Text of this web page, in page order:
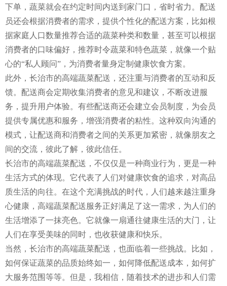
下单，蔬菜就会在约定时间内送到家门口，省时省力。配送
员还会根据消费者的需求，提供个性化的配送方案，比如根
据家庭人口数量推荐合适的蔬菜种类和数量，甚至可以根据
消费者的口味偏好，推荐时令蔬菜和特色蔬菜，就像一个贴
心的“私人顾问”，为消费者量身定制健康饮食方案。
此外，长治市的高端蔬菜配送，还注重与消费者的互动和反
馈。配送商会定期收集消费者的意见和建议，不断改进服
务，提升用户体验。有些配送商还会建立会员制度，为会员
提供专属优惠和服务，增强消费者的粘性。这种双向沟通的
模式，让配送商和消费者之间的关系更加紧密，就像朋友之
间的交流，彼此了解，彼此信任。
长治市的高端蔬菜配送，不仅仅是一种商业行为，更是一种
生活方式的体现。它代表了人们对健康饮食的追求，对高品
质生活的向往。在这个充满挑战的时代，人们越来越注重身
心健康，高端蔬菜配送服务正好满足了这一需求，为人们的
生活增添了一抹亮色。它就像一扇通往健康生活的大门，让
人们在享受美味的同时，也收获健康和快乐。
当然，长治市的高端蔬菜配送，也面临着一些挑战。比如，
如何保证蔬菜的品质始终如一，如何降低配送成本，如何扩
大服务范围等等。但是，我相信，随着技术的进步和人们需